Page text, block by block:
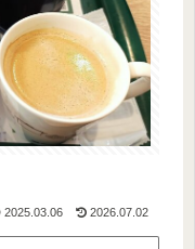
2025.03.06 2026.07.02